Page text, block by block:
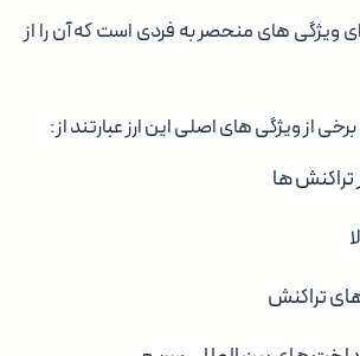
ویژگی های منحصر به فردی است که آن را از
از ویژگی های اصلی این ارز عبارتند از:
تراکنش ها
تراکنش